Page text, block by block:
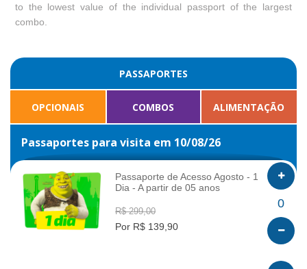
to the lowest value of the individual passport of the largest
combo.
PASSAPORTES
OPCIONAIS COMBOS ALIMENTAÇÃO
Passaportes para visita em 10/08/26
INFO
Passaporte de Acesso Agosto - 1
Dia - A partir de 05 anos
R$ 299,00
Por R$ 139,90
0